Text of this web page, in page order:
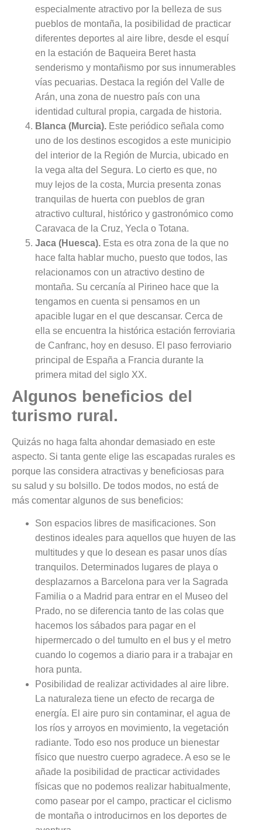
especialmente atractivo por la belleza de sus
pueblos de montaña, la posibilidad de practicar
diferentes deportes al aire libre, desde el esquí
en la estación de Baqueira Beret hasta
senderismo y montañismo por sus innumerables
vías pecuarias. Destaca la región del Valle de
Arán, una zona de nuestro país con una
identidad cultural propia, cargada de historia.
Blanca (Murcia). Este periódico señala como
uno de los destinos escogidos a este municipio
del interior de la Región de Murcia, ubicado en
la vega alta del Segura. Lo cierto es que, no
muy lejos de la costa, Murcia presenta zonas
tranquilas de huerta con pueblos de gran
atractivo cultural, histórico y gastronómico como
Caravaca de la Cruz, Yecla o Totana.
Jaca (Huesca). Esta es otra zona de la que no
hace falta hablar mucho, puesto que todos, las
relacionamos con un atractivo destino de
montaña. Su cercanía al Pirineo hace que la
tengamos en cuenta si pensamos en un
apacible lugar en el que descansar. Cerca de
ella se encuentra la histórica estación ferroviaria
de Canfranc, hoy en desuso. El paso ferroviario
principal de España a Francia durante la
primera mitad del siglo XX.
Algunos beneficios del
turismo rural.
Quizás no haga falta ahondar demasiado en este
aspecto. Si tanta gente elige las escapadas rurales es
porque las considera atractivas y beneficiosas para
su salud y su bolsillo. De todos modos, no está de
más comentar algunos de sus beneficios:
Son espacios libres de masificaciones. Son
destinos ideales para aquellos que huyen de las
multitudes y que lo desean es pasar unos días
tranquilos. Determinados lugares de playa o
desplazarnos a Barcelona para ver la Sagrada
Familia o a Madrid para entrar en el Museo del
Prado, no se diferencia tanto de las colas que
hacemos los sábados para pagar en el
hipermercado o del tumulto en el bus y el metro
cuando lo cogemos a diario para ir a trabajar en
hora punta.
Posibilidad de realizar actividades al aire libre.
La naturaleza tiene un efecto de recarga de
energía. El aire puro sin contaminar, el agua de
los ríos y arroyos en movimiento, la vegetación
radiante. Todo eso nos produce un bienestar
físico que nuestro cuerpo agradece. A eso se le
añade la posibilidad de practicar actividades
físicas que no podemos realizar habitualmente,
como pasear por el campo, practicar el ciclismo
de montaña o introducirnos en los deportes de